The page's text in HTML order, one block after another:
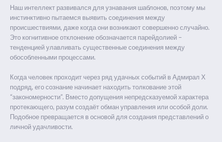
Наш интеллект развивался для узнавания шаблонов, поэтому мы
инстинктивно пытаемся выявить соединения между
происшествиями, даже когда они возникают совершенно случайно.
Это когнитивное отклонение обозначается парейдолией –
тенденцией улавливать существенные соединения между
обособленными процессами.
Когда человек проходит через ряд удачных событий в Адмирал Х
подряд, его сознание начинает находить толкование этой
“закономерности”. Вместо допущения непредсказуемой характера
протекающего, разум создаёт обман управления или особой доли.
Подобное превращается в основой для создания представлений о
личной удачливости.